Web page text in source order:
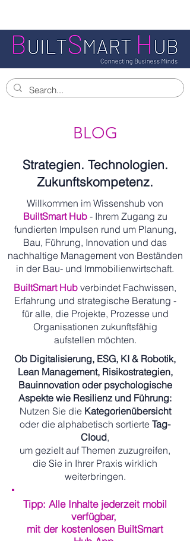
BLOG
Strategien. Technologien.
Zukunftskompetenz.
Willkommen im Wissenshub von
BuiltSmart Hub- Ihrem Zugang zu
fundierten Impulsen rund um Planung,
Bau, Führung, Innovation und das
nachhaltige Management von Beständen
in der Bau- und Immobilienwirtschaft.
BuiltSmart Hub verbindet Fachwissen,
Erfahrung und strategische Beratung -
für alle, die Projekte, Prozesse und
Organisationen zukunftsfähig
aufstellen möchten.
Ob Digitalisierung, ESG, KI & Robotik,
Lean Management, Risikostrategien,
Bauinnovation oder psychologische
Aspekte wie Resilienz und Führung:
Nutzen Sie die Kategorienübersicht
oder die alphabetisch sortierte Tag-
Cloud,
um gezielt auf Themen zuzugreifen,
die Sie in Ihrer Praxis wirklich
weiterbringen.
Tipp: Alle Inhalte jederzeit mobil
verfügbar,
mit der kostenlosen BuiltSmart